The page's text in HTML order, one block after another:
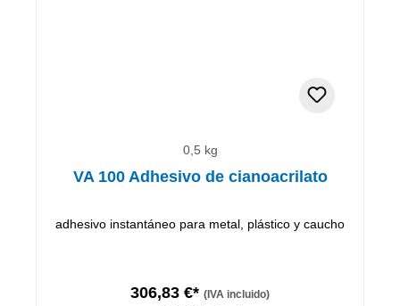
0,5 kg
VA 100 Adhesivo de cianoacrilato
adhesivo instantáneo para metal, plástico y caucho
306,83 €* (IVA incluido)